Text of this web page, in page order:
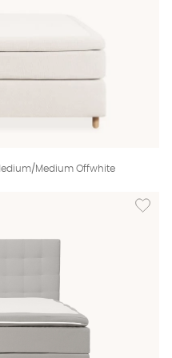
Medium Offwhite
Lägg